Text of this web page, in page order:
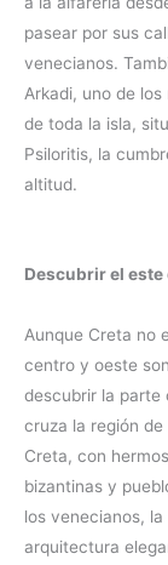
pasear por sus
venecianos.
Arkadi, uno de
de toda la isla,
Psiloritis, la
altitud.
Descubrir el este
Aunque Creta no
centro y oeste
descubrir la parte
cruza la región
Creta, con
bizantinas y
los venecianos,
arquitectura